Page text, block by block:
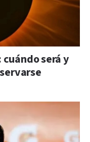
será y